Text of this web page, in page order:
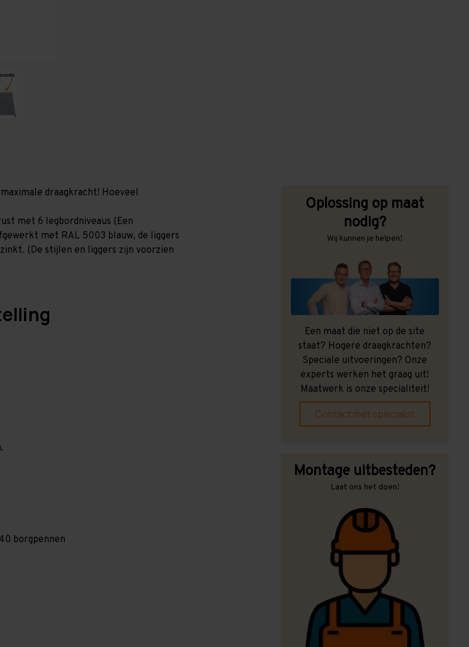
draagkracht! Hoeveel
met 6 legbordniveaus (Een
met RAL 5003 blauw, de liggers
(De stijlen en liggers zijn voorzien
borgpennen
Oplossing op maat
nodig?
Wij kunnen je helpen!
Een maat die niet op de site
staat? Hogere draagkrachten?
Speciale uitvoeringen? Onze
experts werken het graag uit!
Maatwerk is onze specialiteit!
Contact met specialist
Montage uitbesteden?
Laat ons het doen!